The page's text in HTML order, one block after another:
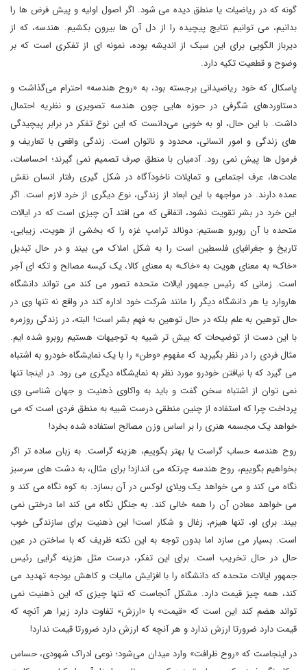
گونه که در ریاضیات یا منطق دیده می شود. اگر اصول اولیه و پیش فرض ها را
بدانیم، می توانیم نتایج پیچیده را از دل آن ها بیرون بکشیم. هندسه، که از
دیرباز الگویی برای این سبک از اندیشه بوده، نمونه ای از تفکری است که بر
وضوح و قطعیت تکیه دارد.
پاسکال که خود ریاضیدانی برجسته بود، به «روح هندسه» احترام می‌گذاشت و
دستاوردهای شگرفی در حوزه هایی چون هندسه تصویری و نظریه احتمال
داشت. با این حال، او به خوبی می‌دانست که این نوع تفکر در برابر پیچیدگی
های زندگی و امور انسانی، محدود و ناتوان است. زندگی واقعی با تعاریف و
فرمول ها پیش نمی رود. آدمیان با منطق صِرف تصمیم نمی گیرند؛ احساسات،
عادت‌ها، عرف اجتماعی و تمایلات ناخودآگاه در شکل گیری رفتار انسان نقش
عمده دارند. در مواجهه با این ابعاد از زندگی، نوع دیگری از خرد لازم است. اگر
این خرد در بشر تقویت نشود، اتفاقی که می افتد آن چیزی است که در ایالات
متحده با آن روبرو هستیم: دونالد ترامپ غزه را که بخشی از هویت، زیبایی،
تاریخ و جغرافیای فلسطین است را به شکل املاک می بیند و در حال تبدیل
«خاک» به معنای هویت به «خاک» به معنای کالا، یک کیسه مصالح و تکه ای آجر
است. زمانی که رئیس جمهور ایالات متحده تصور می کند می تواند دانشگاه
هاروارد یا هر دانشگاه دیگر را مانند شرکت خود اداره کند در واقع نه تنها وی در
حال توهین به علم بلکه در حال توهین به فهم بشر است! البته، در زندگی روزمره
با این دست از توضیحات که بیش تر شبیه به توجیهات هستیم روبرو شده ایم.
مثال فردی را در نظر بگیرید که مفهوم «وطن» را با یک نمایشگاه خودرو به اشتباه
می گیرد که با نیافتن خودرو مورد نظر به نمایشگاه دیگری می رود. در اینجا تنها
نمی توان از اشتباه سخن گفت و باید به واکاوی ذهنیت و جهان شناسی وی
پرداخت چرا که استفاده از چنین منطقی درست شبیه به منطق فردی است که می
خواهد یک مجسمه هنری را بر اساس وزن مصالح استفاده شده بخرد!
روح هندسه حساب گراست یا بهتر بگوییم، هزینه گراست. به زبان ساده تر اگر
بخواهیم بگوییم، روح هندسه چرتکه می اندازد! برای مثال، به دشت های سرسبز
نگاه می کند و می خواهد یک ویلای لوکس در آن بسازد. به کوه نگاه می کند و
می خواهد معادن آن را همه خالی کند. به جنگل نگاه می کند اما درختی نمی
بیند: برای او، تنها هیزم، زغال و شکار است! این ذهنیت برای سازندگی خوب
است. بسیار می سازد اما بدون توجه به این نکته ظریف که با ساختن در عین
حال در حال تخریب است. برای این تفکر، درست مثل هزینه گرایی رئیس
جمهور ایالات متحده که دانشگاه را با افزایش مالیات و کاهش بودجه تهدید می
کند، همه چیز قیمت دارد. مشکل آنجاست که تنها چیزی که این ذهنیت نمی
تواند هضم کند این است که «قیمت» با «ارزش» تفاوت دارد زیرا هر آنچه که
قیمت دارد ضرورتا ارزش ندارد و هر آنچه که ارزش دارد ضرورتا قیمت ندارد!
در اینجاست که «روح ظرافت» وارد میدان می‌شود؛ نوعی ادراک شهودی، حساس